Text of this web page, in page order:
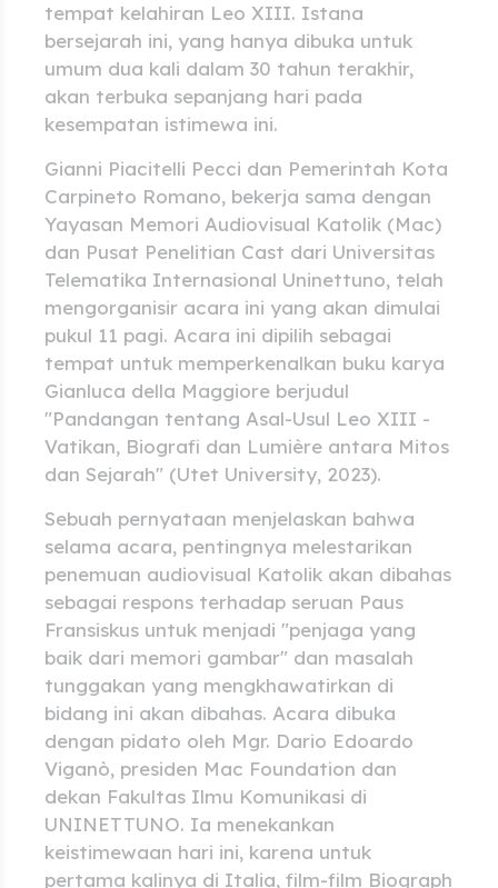
tempat kelahiran Leo XIII. Istana
bersejarah ini, yang hanya dibuka untuk
umum dua kali dalam 30 tahun terakhir,
akan terbuka sepanjang hari pada
kesempatan istimewa ini.
Gianni Piacitelli Pecci dan Pemerintah Kota
Carpineto Romano, bekerja sama dengan
Yayasan Memori Audiovisual Katolik (Mac)
dan Pusat Penelitian Cast dari Universitas
Telematika Internasional Uninettuno, telah
mengorganisir acara ini yang akan dimulai
pukul 11 pagi. Acara ini dipilih sebagai
tempat untuk memperkenalkan buku karya
Gianluca della Maggiore berjudul
"Pandangan tentang Asal-Usul Leo XIII -
Vatikan, Biografi dan Lumière antara Mitos
dan Sejarah" (Utet University, 2023).
Sebuah pernyataan menjelaskan bahwa
selama acara, pentingnya melestarikan
penemuan audiovisual Katolik akan dibahas
sebagai respons terhadap seruan Paus
Fransiskus untuk menjadi "penjaga yang
baik dari memori gambar" dan masalah
tunggakan yang mengkhawatirkan di
bidang ini akan dibahas. Acara dibuka
dengan pidato oleh Mgr. Dario Edoardo
Viganò, presiden Mac Foundation dan
dekan Fakultas Ilmu Komunikasi di
UNINETTUNO. Ia menekankan
keistimewaan hari ini, karena untuk
pertama kalinya di Italia, film-film Biograph